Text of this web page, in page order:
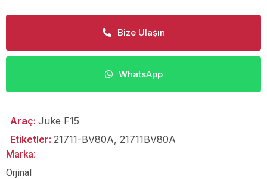
Bize Ulaşın
WhatsApp
Araç: Juke F15
Etiketler: 21711-BV80A, 21711BV80A
Marka:
Orjinal